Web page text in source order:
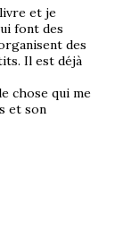
et je
font des
des
Il est déjà
chose qui me
et son